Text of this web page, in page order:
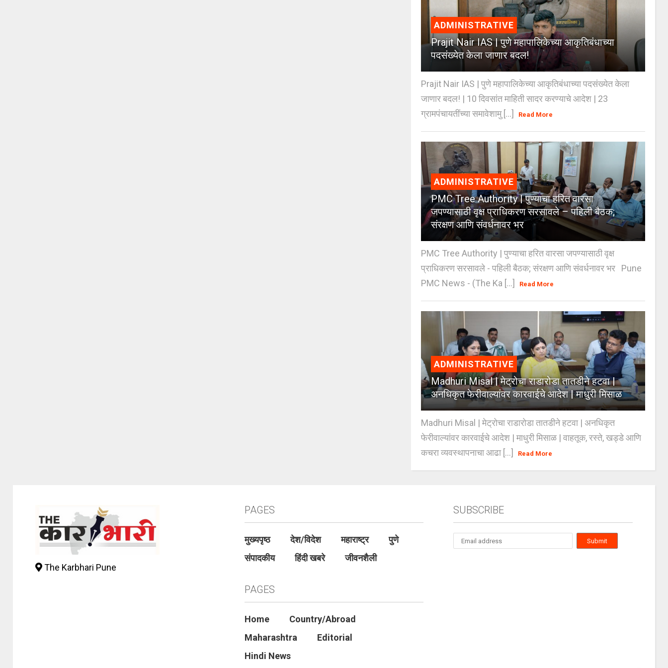
ADMINISTRATIVE
Prajit Nair IAS | पुणे महापालिकेच्या आकृतिबंधाच्या
पदसंख्येत केला जाणार बदल!
Prajit Nair IAS | पुणे महापालिकेच्या आकृतिबंधाच्या पदसंख्येत केला
जाणार बदल! | 10 दिवसांत माहिती सादर करण्याचे आदेश | 23
ग्रामपंचायतींच्या समावेशामु [...]
Read More
ADMINISTRATIVE
PMC Tree Authority | पुण्याचा हरित वारसा
जपण्यासाठी वृक्ष प्राधिकरण सरसावले – पहिली बैठक;
संरक्षण आणि संवर्धनावर भर
PMC Tree Authority | पुण्याचा हरित वारसा जपण्यासाठी वृक्ष
प्राधिकरण सरसावले - पहिली बैठक; संरक्षण आणि संवर्धनावर भर Pune
PMC News - (The Ka [...]
Read More
ADMINISTRATIVE
Madhuri Misal | मेट्रोचा राडारोडा तातडीने हटवा |
अनधिकृत फेरीवाल्यांवर कारवाईचे आदेश | माधुरी मिसाळ
Madhuri Misal | मेट्रोचा राडारोडा तातडीने हटवा | अनधिकृत
फेरीवाल्यांवर कारवाईचे आदेश | माधुरी मिसाळ | वाहतूक, रस्ते, खड्डे आणि
कचरा व्यवस्थापनाचा आढा [...]
Read More
The Karbhari Pune
PAGES
मुख्यपृष्ठ देश/विदेश महाराष्ट्र
पुणे
संपादकीय
हिंदी खबरे जीवनशैली
PAGES
Home
Country/Abroad
Maharashtra
Editorial
Hindi News
SUBSCRIBE